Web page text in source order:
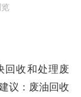
回收和处理废
议：废油回收